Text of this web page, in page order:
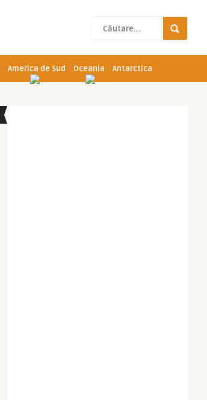
America de Sud Oceania Antarctica